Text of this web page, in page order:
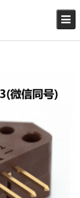
编码器模块,读数头